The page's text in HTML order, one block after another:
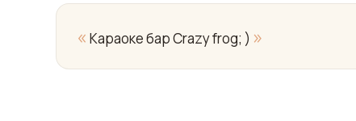
« Караоке бар Crazy frog; ) »